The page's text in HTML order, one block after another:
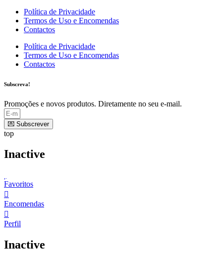
Política de Privacidade
Termos de Uso e Encomendas
Contactos
Política de Privacidade
Termos de Uso e Encomendas
Contactos
Subscreva!
Promoções e novos produtos. Diretamente no seu e-mail.
💌 Subscrever
top
Inactive
Favoritos
Encomendas
Perfil
Inactive